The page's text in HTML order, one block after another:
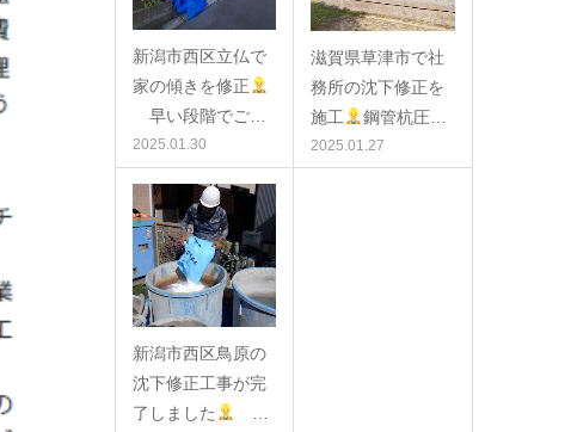
新潟市西区立仏で
家の傾きを修正
早い段階でご…
2025.01.30
滋賀県草津市で社
務所の沈下修正を
施工
鋼管杭圧…
2025.01.27
新潟市西区鳥原の
沈下修正工事が完
了しました